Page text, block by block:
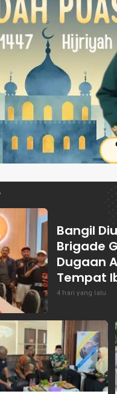
Bangil
Brigade
Dugaan
Tempat
4 hari yang lalu